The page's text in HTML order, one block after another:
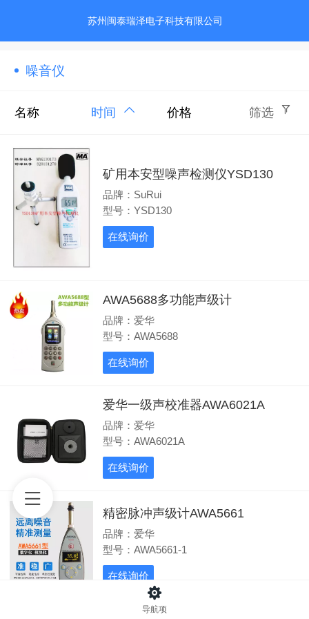
苏州闽泰瑞泽电子科技有限公司
噪音仪
名称 时间 价格 筛选
矿用本安型噪声检测仪YSD130
品牌：SuRui
型号：YSD130
在线询价
AWA5688多功能声级计
品牌：爱华
型号：AWA5688
在线询价
爱华一级声校准器AWA6021A
品牌：爱华
型号：AWA6021A
在线询价
精密脉冲声级计AWA5661
品牌：爱华
型号：AWA5661-1
在线询价
导航项